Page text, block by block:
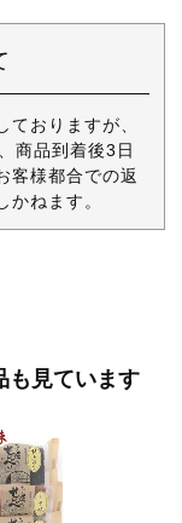
おりますが、
商品到着後3日
客様都合での返
ねます。
も見ています